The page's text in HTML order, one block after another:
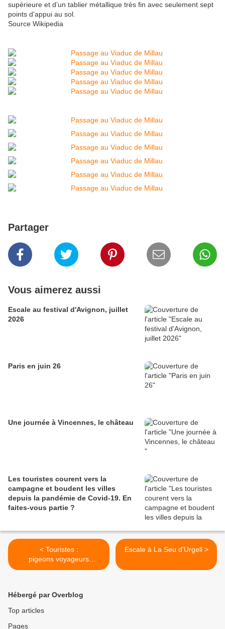
supérieure et d’un tablier métallique très fin avec seulement sept
points d’appui au sol.
Source Wikipedia
Partager
Vous aimerez aussi
Escale au festival d'Avignon, juillet
2026
Paris en juin 26
Une journée à Vincennes, le château
Les touristes courent vers la
campagne et boudent les villes
depuis la pandémie de Covid‑19. En
faites‑vous partie ?
< Touristes :
pigeons voyageurs
ou colibris contributeurs ?
Escale à La Seu d'Urgell >
Hébergé par Overblog
Top articles
Pages